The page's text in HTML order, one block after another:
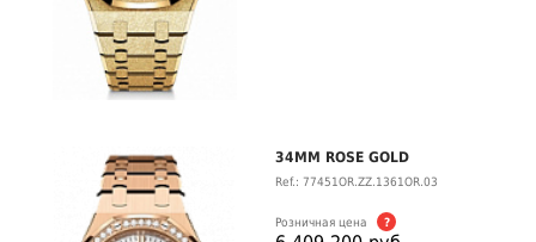
34MM ROSE GOLD
Ref.: 77451OR.ZZ.1361OR.03
Розничная цена ?